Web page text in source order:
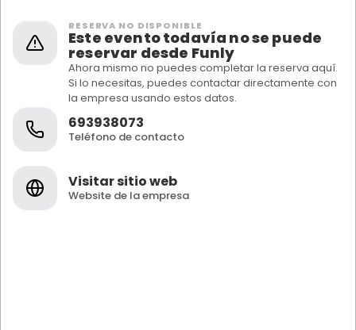
RESERVA NO DISPONIBLE
Este evento todavía no se puede
reservar desde Funly
Ahora mismo no puedes completar la reserva aquí.
Si lo necesitas, puedes contactar directamente con
la empresa usando estos datos.
693938073
Teléfono de contacto
Visitar sitio web
Website de la empresa